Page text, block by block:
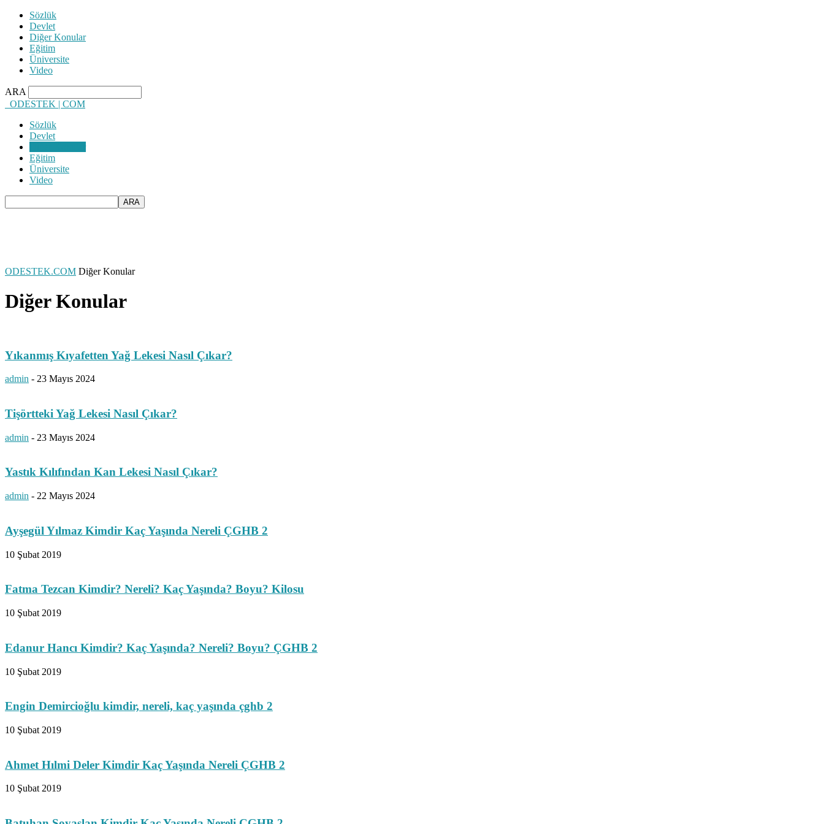
Sözlük
Devlet
Diğer Konular
Eğitim
Üniversite
Video
ARA
ODESTEK | COM
Sözlük
Devlet
Eğitim
Üniversite
Video
ODESTEK.COM Diğer Konular
Diğer Konular
Yıkanmış Kıyafetten Yağ Lekesi Nasıl Çıkar?
admin - 23 Mayıs 2024
Tişörtteki Yağ Lekesi Nasıl Çıkar?
admin - 23 Mayıs 2024
Yastık Kılıfından Kan Lekesi Nasıl Çıkar?
admin - 22 Mayıs 2024
Ayşegül Yılmaz Kimdir Kaç Yaşında Nereli ÇGHB 2
10 Şubat 2019
Fatma Tezcan Kimdir? Nereli? Kaç Yaşında? Boyu? Kilosu
10 Şubat 2019
Edanur Hancı Kimdir? Kaç Yaşında? Nereli? Boyu? ÇGHB 2
10 Şubat 2019
Engin Demircioğlu kimdir, nereli, kaç yaşında çghb 2
10 Şubat 2019
Ahmet Hılmi Deler Kimdir Kaç Yaşında Nereli ÇGHB 2
10 Şubat 2019